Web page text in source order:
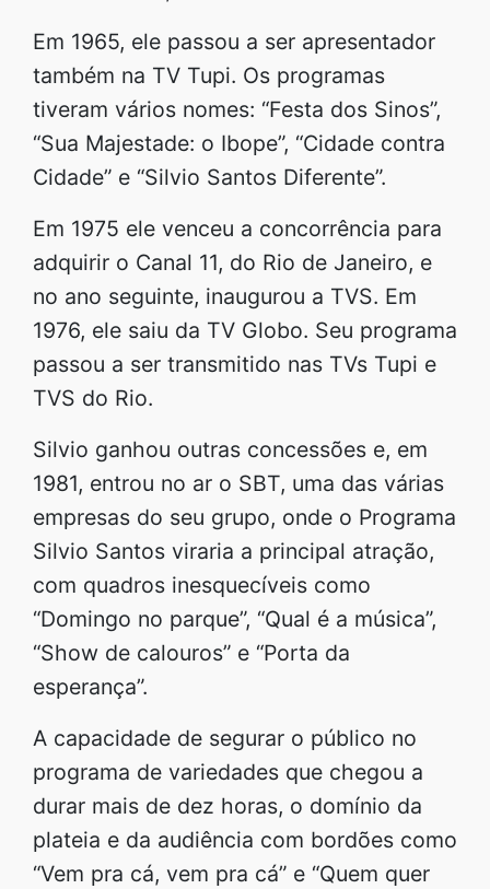
Em 1965, ele passou a ser apresentador
também na TV Tupi. Os programas
tiveram vários nomes: “Festa dos Sinos”,
“Sua Majestade: o Ibope”, “Cidade contra
Cidade” e “Silvio Santos Diferente”.
Em 1975 ele venceu a concorrência para
adquirir o Canal 11, do Rio de Janeiro, e
no ano seguinte, inaugurou a TVS. Em
1976, ele saiu da TV Globo. Seu programa
passou a ser transmitido nas TVs Tupi e
TVS do Rio.
Silvio ganhou outras concessões e, em
1981, entrou no ar o SBT, uma das várias
empresas do seu grupo, onde o Programa
Silvio Santos viraria a principal atração,
com quadros inesquecíveis como
“Domingo no parque”, “Qual é a música”,
“Show de calouros” e “Porta da
esperança”.
A capacidade de segurar o público no
programa de variedades que chegou a
durar mais de dez horas, o domínio da
plateia e da audiência com bordões como
“Vem pra cá, vem pra cá” e “Quem quer